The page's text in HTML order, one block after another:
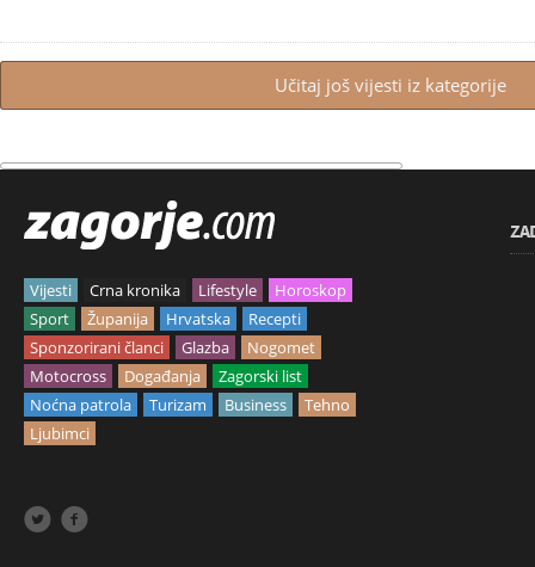
Učitaj još vijesti iz kategorije
Vijesti Crna kronika Lifestyle
Horoskop
Sport
Županija Hrvatska
Recepti
Sponzorirani članci
Glazba
Nogomet
Motocross
Događanja
Zagorski list
Noćna patrola
Turizam Business
Tehno
Ljubimci
 